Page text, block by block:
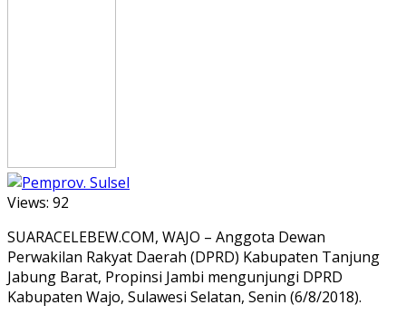
Views: 92
SUARACELEBEW.COM, WAJO – Anggota Dewan
Perwakilan Rakyat Daerah (DPRD) Kabupaten Tanjung
Jabung Barat, Propinsi Jambi mengunjungi DPRD
Kabupaten Wajo, Sulawesi Selatan, Senin (6/8/2018).